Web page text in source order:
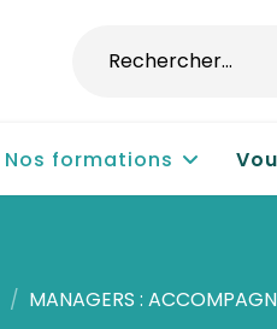
Nos formations
MANAGERS :